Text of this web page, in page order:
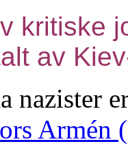
kritiske
av
nazister
Armén